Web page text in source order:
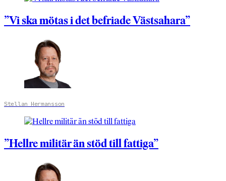
”Vi ska mötas i det befriade Västsahara”
Stellan Hermansson
”Hellre militär än stöd till fattiga”